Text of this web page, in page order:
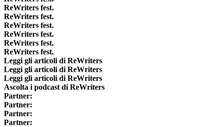
ReWriters fest.
ReWriters fest.
ReWriters fest.
ReWriters fest.
ReWriters fest.
ReWriters fest.
Leggi gli articoli di ReWriters
Leggi gli articoli di ReWriters
Leggi gli articoli di ReWriters
Ascolta i podcast di ReWriters
Partner:
Partner:
Partner:
Partner: